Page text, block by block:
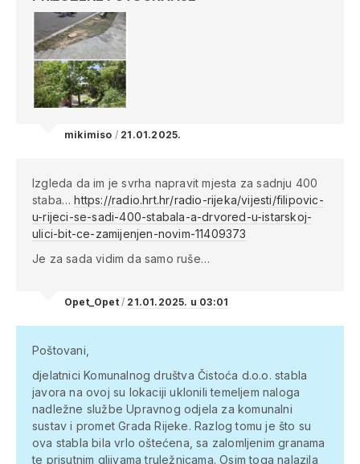
mikimiso / 21.01.2025.
Izgleda da im je svrha napravit mjesta za sadnju 400
staba… https://radio.hrt.hr/radio-rijeka/vijesti/filipovic-
u-rijeci-se-sadi-400-stabala-a-drvored-u-istarskoj-
ulici-bit-ce-zamijenjen-novim-11409373
Je za sada vidim da samo ruše…
Opet_Opet/ 21.01.2025. u 03:01
Poštovani,
djelatnici Komunalnog društva Čistoća d.o.o. stabla
javora na ovoj su lokaciji uklonili temeljem naloga
nadležne službe Upravnog odjela za komunalni
sustav i promet Grada Rijeke. Razlog tomu je što su
ova stabla bila vrlo oštećena, sa zalomljenim granama
te prisutnim gljivama truležnicama. Osim toga nalazila